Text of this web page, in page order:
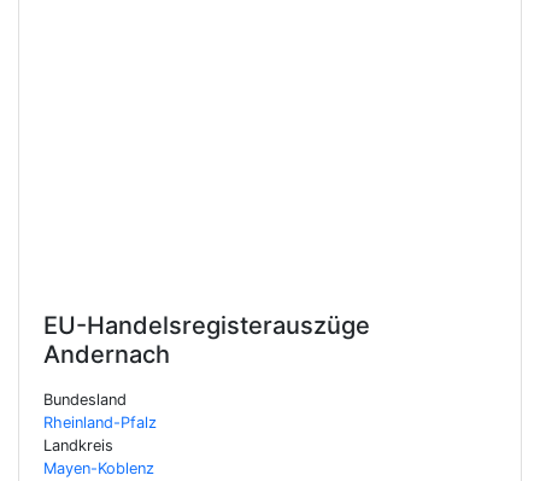
EU-Handelsregisterauszüge
Andernach
Bundesland
Rheinland-Pfalz
Landkreis
Mayen-Koblenz